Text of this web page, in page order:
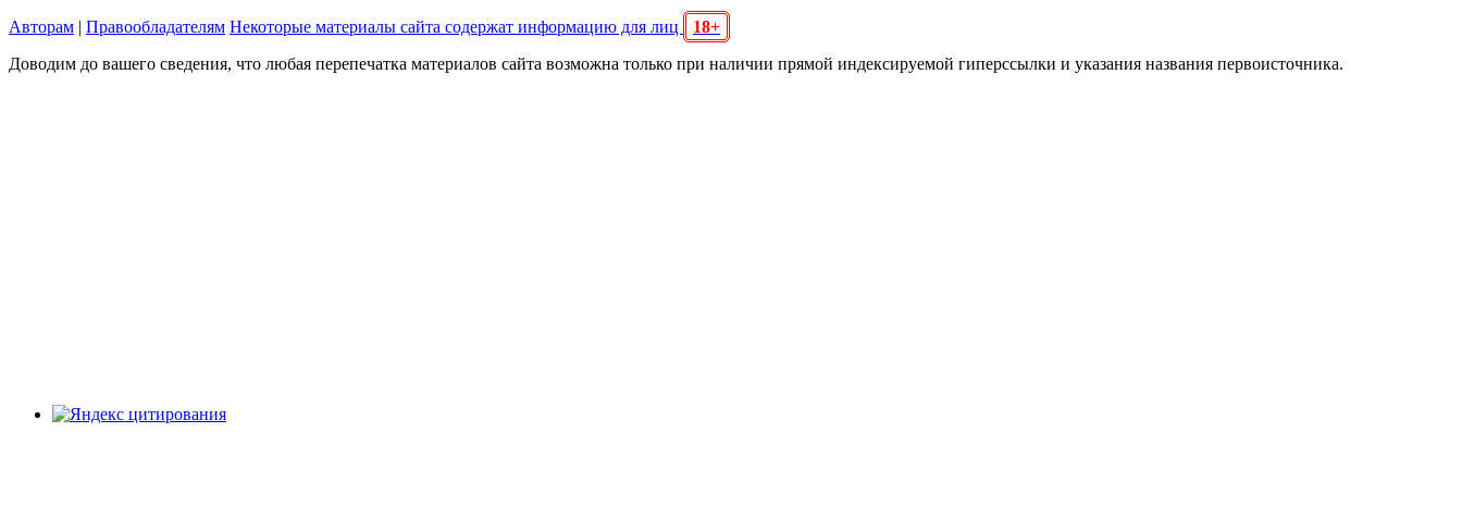
Авторам | Правообладателям Некоторые материалы сайта содержат информацию для лиц
18+
Доводим до вашего сведения, что любая перепечатка материалов сайта возможна только при наличии прямой индексируемой гиперссылки и указания названия первоисточника.